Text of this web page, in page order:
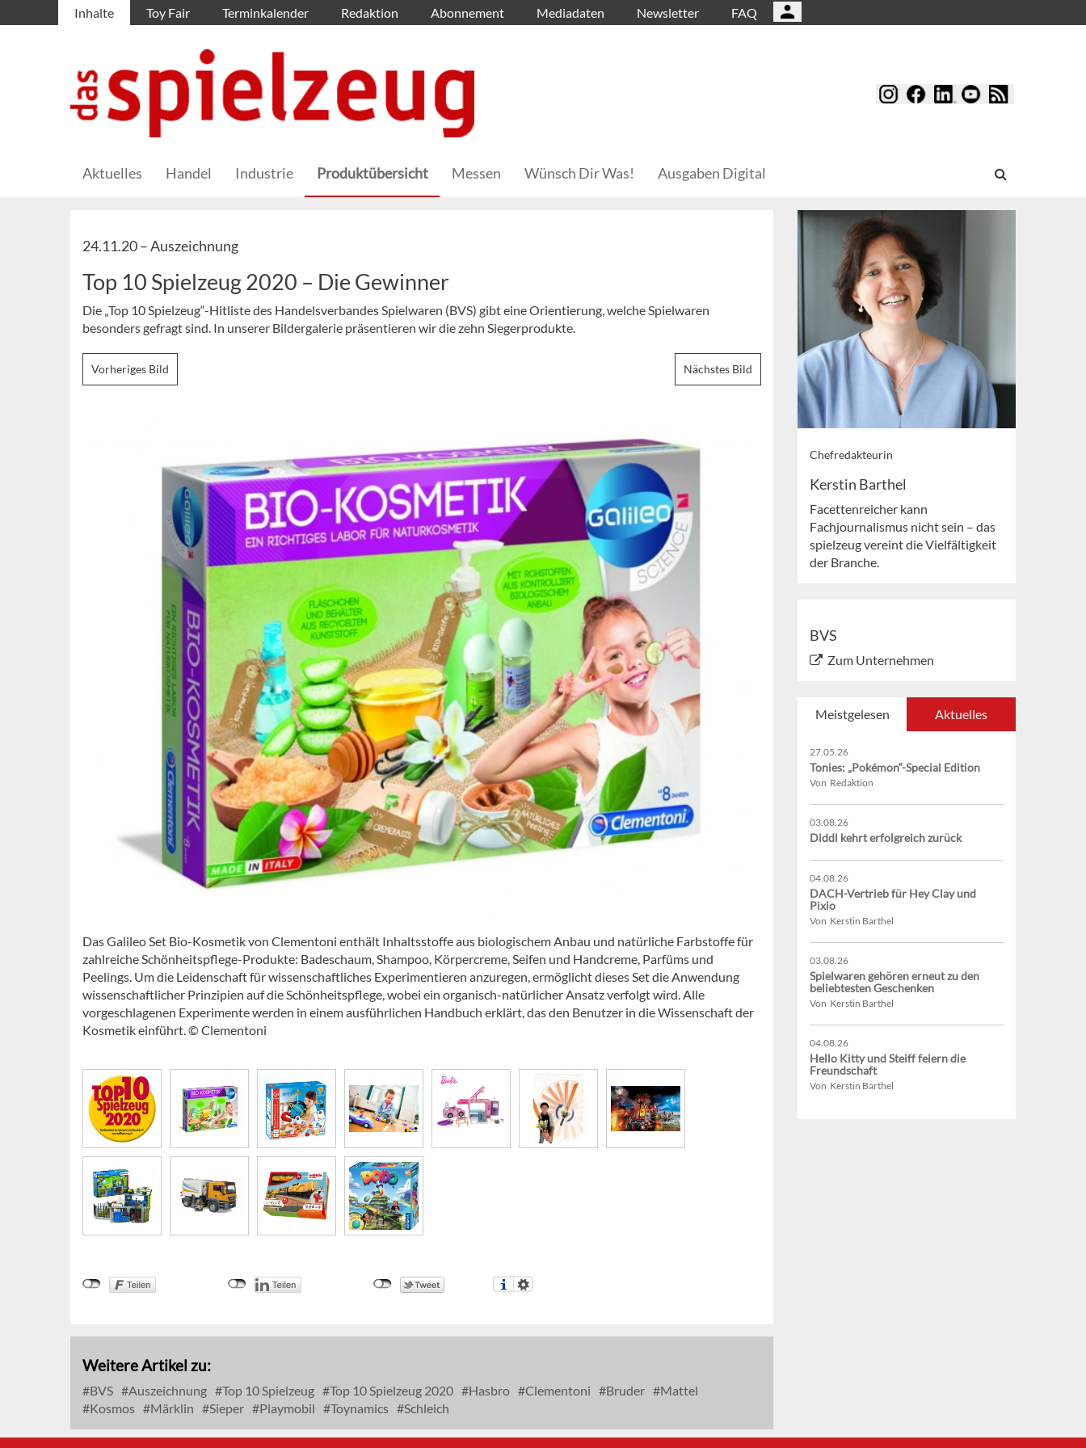
Inhalte Toy Fair Terminkalender Redaktion Abonnement Mediadaten Newsletter FAQ
Aktuelles Handel Industrie Produktübersicht Messen Wünsch Dir Was! Ausgaben Digital
24.11.20 –Auszeichnung
Top 10 Spielzeug 2020 – Die Gewinner
Die „Top 10 Spielzeug“-Hitliste des Handelsverbandes Spielwaren (BVS) gibt eine Orientierung, welche Spielwaren
besonders gefragt sind. In unserer Bildergalerie präsentieren wir die zehn Siegerprodukte.
Vorheriges Bild Nächstes Bild
Das Galileo Set Bio-Kosmetik von Clementoni enthält Inhaltsstoffe aus biologischem Anbau und natürliche Farbstoffe für
zahlreiche Schönheitspflege-Produkte: Badeschaum, Shampoo, Körpercreme, Seifen und Handcreme, Parfüms und
Peelings. Um die Leidenschaft für wissenschaftliches Experimentieren anzuregen, ermöglicht dieses Set die Anwendung
wissenschaftlicher Prinzipien auf die Schönheitspflege, wobei ein organisch-natürlicher Ansatz verfolgt wird. Alle
vorgeschlagenen Experimente werden in einem ausführlichen Handbuch erklärt, das den Benutzer in die Wissenschaft der
Kosmetik einführt. © Clementoni
Weitere Artikel zu:
BVS Auszeichnung Top 10 Spielzeug Top 10 Spielzeug 2020 Hasbro Clementoni Bruder
Mattel
Kosmos
Märklin Sieper Playmobil Toynamics Schleich
Chefredakteurin
Kerstin Barthel
Facettenreicher kann
Fachjournalismus nicht sein – das
spielzeug vereint die Vielfältigkeit
der Branche.
BVS
Zum Unternehmen
Meistgelesen Aktuelles
27.05.26
Tonies: „Pokémon“-Special Edition
Von Redaktion
03.08.26
Diddl kehrt erfolgreich zurück
04.08.26
DACH-Vertrieb für Hey Clay und
Pixio
Von Kerstin Barthel
03.08.26
Spielwaren gehören erneut zu den
beliebtesten Geschenken
Von Kerstin Barthel
04.08.26
Hello Kitty und Steiff feiern die
Freundschaft
Von Kerstin Barthel